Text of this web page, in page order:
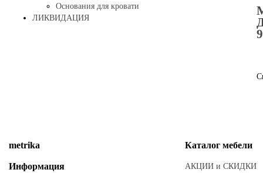
Основания для кровати
ЛИКВИДАЦИЯ
metrika
Информация
Каталог мебели
АКЦИИ и СКИДКИ